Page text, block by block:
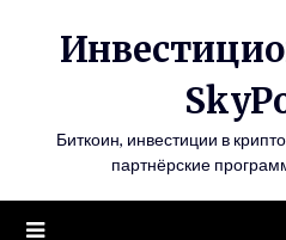
Биткоин, инвестиции в
партнёрские